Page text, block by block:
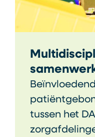
tussen het